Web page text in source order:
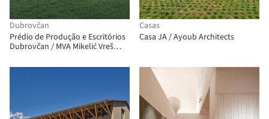
Dubrovčan
Prédio de Produção e Escritórios
Dubrovčan / MVA Mikelić Vreš
Casas
Casa JA / Ayoub Architects